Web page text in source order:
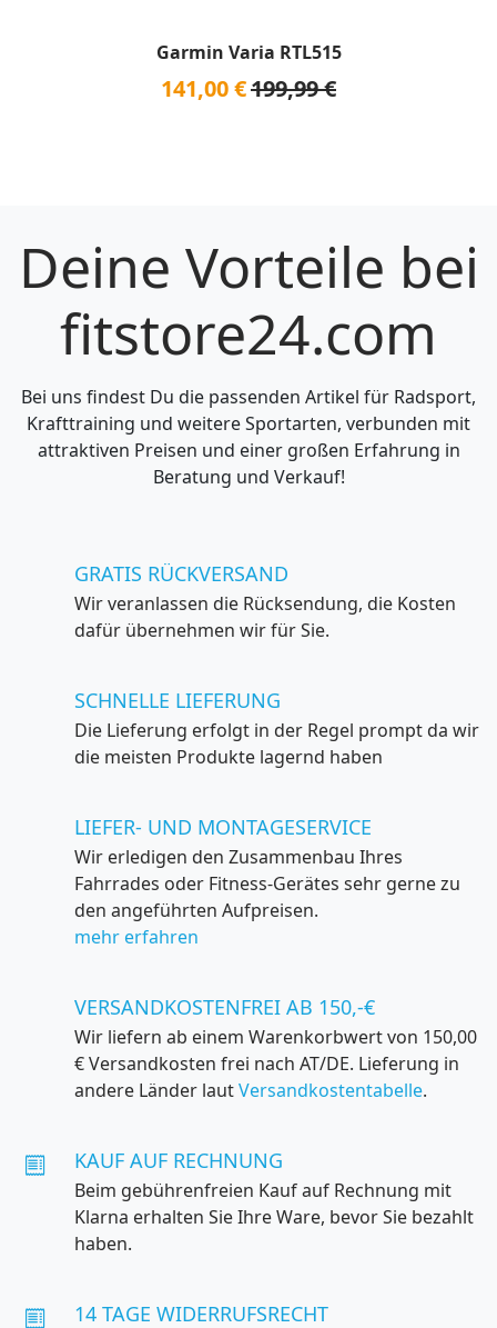
Garmin Varia RTL515
141,00 €199,99 €
Deine Vorteile bei
fitstore24.com
Bei uns findest Du die passenden Artikel für Radsport,
Krafttraining und weitere Sportarten, verbunden mit
attraktiven Preisen und einer großen Erfahrung in
Beratung und Verkauf!
GRATIS RÜCKVERSAND
Wir veranlassen die Rücksendung, die Kosten
dafür übernehmen wir für Sie.
SCHNELLE LIEFERUNG
Die Lieferung erfolgt in der Regel prompt da wir
die meisten Produkte lagernd haben
LIEFER- UND MONTAGESERVICE
Wir erledigen den Zusammenbau Ihres
Fahrrades oder Fitness-Gerätes sehr gerne zu
den angeführten Aufpreisen.
mehr erfahren
VERSANDKOSTENFREI AB 150,-€
Wir liefern ab einem Warenkorbwert von 150,00
€ Versandkosten frei nach AT/DE. Lieferung in
andere Länder lautVersandkostentabelle.
KAUF AUF RECHNUNG
Beim gebührenfreien Kauf auf Rechnung mit
Klarna erhalten Sie Ihre Ware, bevor Sie bezahlt
haben.
14 TAGE WIDERRUFSRECHT